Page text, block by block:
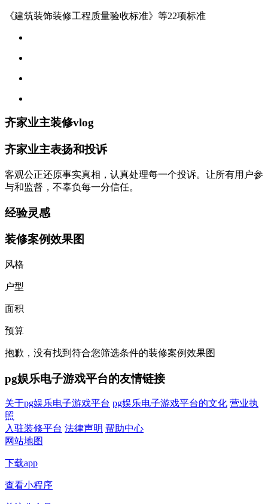
《建筑装饰装修工程质量验收标准》等22项标准
齐家业主装修vlog
齐家业主表扬和投诉
客观公正还原事实真相，认真处理每一个投诉。让所有用户参
与和监督，不辜负每一分信任。
经验灵感
装修案例效果图
风格
户型
面积
预算
抱歉，没有找到符合您筛选条件的装修案例效果图
pg娱乐电子游戏平台的友情链接
关于pg娱乐电子游戏平台 pg娱乐电子游戏平台的文化 营业执
照
入驻装修平台 法律声明 帮助中心
网站地图
下载app
查看小程序